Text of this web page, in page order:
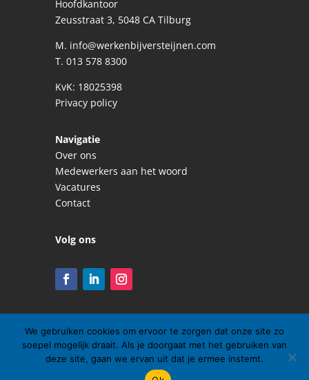
Hoofdkantoor
Zeusstraat 3, 5048 CA Tilburg
M. info@werkenbijversteijnen.com
T. 013 578 8300
KvK: 18025398
Privacy policy
Navigatie
Over ons
Medewerkers aan het woord
Vacatures
Contact
Volg ons
Nederlands English(Engels)
We gebruiken cookies om ervoor te zorgen dat onze site zo
soepel mogelijk draait. Als je doorgaat met het gebruiken van
deze site, gaan we ervan uit dat je ermee instemt.